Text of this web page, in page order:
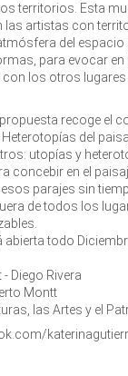
territorios. Esta
las artistas con
del espacio
para evocar en
los otros
recoge el
del
utopías y
concebir en el
parajes sin
de todos los
todo
Diego Rivera
Montt
las Artes y el